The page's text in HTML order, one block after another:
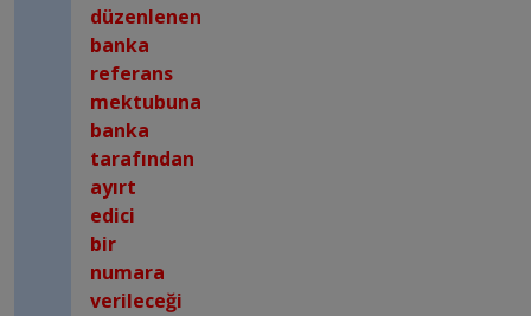
düzenlenen
banka
referans
mektubuna
banka
tarafından
ayırt
edici
bir
numara
verileceği